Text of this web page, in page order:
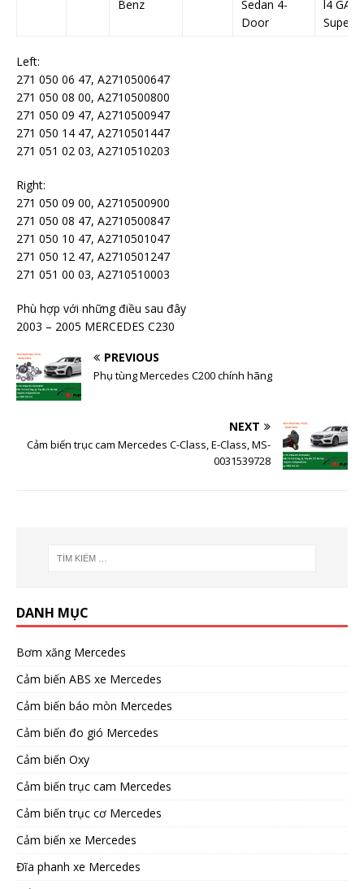
Benz
Sedan 4-
Door
l4 GAS
Left:
271 050 06 47, A2710500647
271 050 08 00, A2710500800
271 050 09 47, A2710500947
271 050 14 47, A2710501447
271 051 02 03, A2710510203
Right:
271 050 09 00, A2710500900
271 050 08 47, A2710500847
271 050 10 47, A2710501047
271 050 12 47, A2710501247
271 051 00 03, A2710510003
Phù hợp với những điều sau đây
2003 – 2005 MERCEDES C230
PREVIOUS
Phụ tùng Mercedes C200 chính hãng
NEXT
Cảm biến trục cam Mercedes C-Class, E-Class, MS-
0031539728
DANH MỤC
Bơm xăng Mercedes
Cảm biến ABS xe Mercedes
Cảm biến báo mòn Mercedes
Cảm biến đo gió Mercedes
Cảm biến Oxy
Cảm biến trục cam Mercedes
Cảm biến trục cơ Mercedes
Cảm biến xe Mercedes
Đĩa phanh xe Mercedes